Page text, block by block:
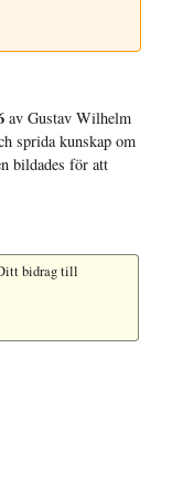
av Gustav Wilhelm
sprida kunskap om
bildades för att
bidrag till